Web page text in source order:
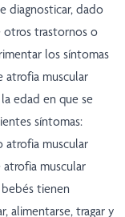
diagnosticar, dado
otros trastornos o
los síntomas
atrofia muscular
edad en que se
síntomas:
atrofia muscular
atrofia muscular
tienen
alimentarse, tragar y